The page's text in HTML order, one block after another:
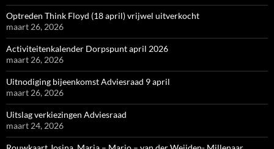
Optreden Think Floyd (18 april) vrijwel uitverkocht
maart 26, 2026
Activiteitenkalender Dorpspunt april 2026
maart 26, 2026
Uitnodiging bijeenkomst Adviesraad 9 april
maart 26, 2026
Uitslag verkiezingen Adviesraad
maart 24, 2026